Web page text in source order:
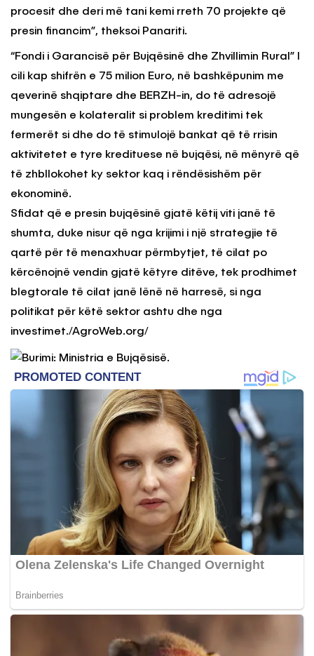
procesit dhe deri më tani kemi rreth 70 projekte që
presin financim”, theksoi Panariti.
“Fondi i Garancisë për Bujqësinë dhe Zhvillimin Rural” I
cili kap shifrën e 75 milion Euro, në bashkëpunim me
qeverinë shqiptare dhe BERZH-in, do të adresojë
mungesën e kolateralit si problem kreditimi tek
fermerët si dhe do të stimulojë bankat që të rrisin
aktivitetet e tyre kredituese në bujqësi, në mënyrë që
të zhbllokohet ky sektor kaq i rëndësishëm për
ekonominë.
Sfidat që e presin bujqësinë gjatë këtij viti janë të
shumta, duke nisur që nga krijimi i një strategjie të
qartë për të menaxhuar përmbytjet, të cilat po
kërcënojnë vendin gjatë këtyre ditëve, tek prodhimet
blegtorale të cilat janë lënë në harresë, si nga
politikat për këtë sektor ashtu dhe nga
investimet./AgroWeb.org/